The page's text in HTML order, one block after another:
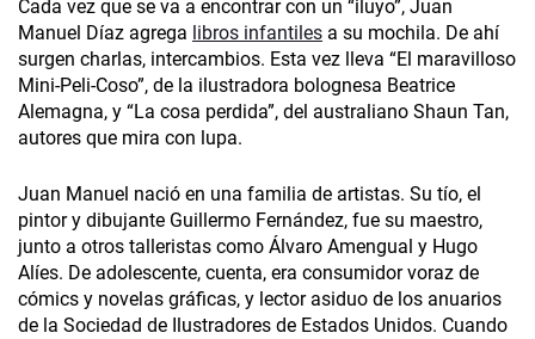
Cada vez que se va a encontrar con un “iluyo”, Juan
Manuel Díaz agrega libros infantiles a su mochila. De ahí
surgen charlas, intercambios. Esta vez lleva “El maravilloso
Mini-Peli-Coso”, de la ilustradora bolognesa Beatrice
Alemagna, y “La cosa perdida”, del australiano Shaun Tan,
autores que mira con lupa.
Juan Manuel nació en una familia de artistas. Su tío, el
pintor y dibujante Guillermo Fernández, fue su maestro,
junto a otros talleristas como Álvaro Amengual y Hugo
Alíes. De adolescente, cuenta, era consumidor voraz de
cómics y novelas gráficas, y lector asiduo de los anuarios
de la Sociedad de Ilustradores de Estados Unidos. Cuando